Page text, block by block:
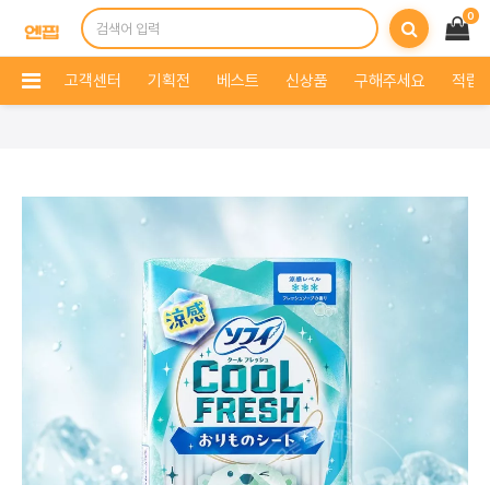
0
고객센터 기획전 베스트 신상품 구해주세요 적립